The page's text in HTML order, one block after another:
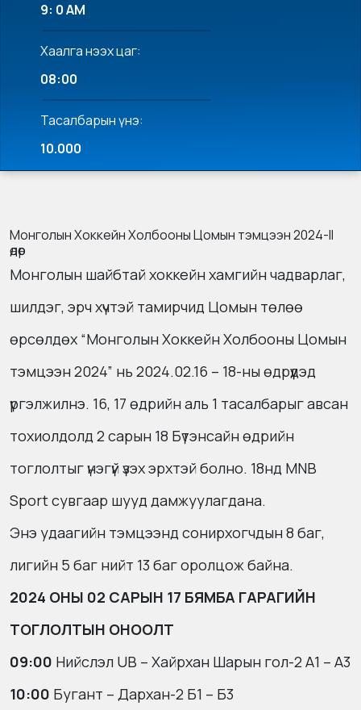
9: 0 AM
Хаалга нээх цаг:
08:00
Тасалбарын үнэ:
10.000
Монголын Хоккейн Холбооны Цомын тэмцээн 2024-II
өдөр
Монголын шайбтай хоккейн хамгийн чадварлаг,
шилдэг, эрч хүчтэй тамирчид Цомын төлөө
өрсөлдөх “Монголын Хоккейн Холбооны Цомын
тэмцээн 2024” нь 2024.02.16 – 18-ны өдрүүдэд
үргэлжилнэ. 16, 17 өдрийн аль 1 тасалбарыг авсан
тохиолдолд 2 сарын 18 Бүтэнсайн өдрийн
тоглолтыг үнэгүй үзэх эрхтэй болно. 18нд MNB
Sport сувгаар шууд дамжуулагдана.
Энэ удаагийн тэмцээнд сонирхогчдын 8 баг,
лигийн 5 баг нийт 13 баг оролцож байна.
2024 ОНЫ 02 САРЫН 17 БЯМБА ГАРАГИЙН
ТОГЛОЛТЫН ОНООЛТ
09:00 Нийслэл UB – Хайрхан Шарын гол-2 А1 – А3
10:00 Бугант – Дархан-2 Б1 – Б3